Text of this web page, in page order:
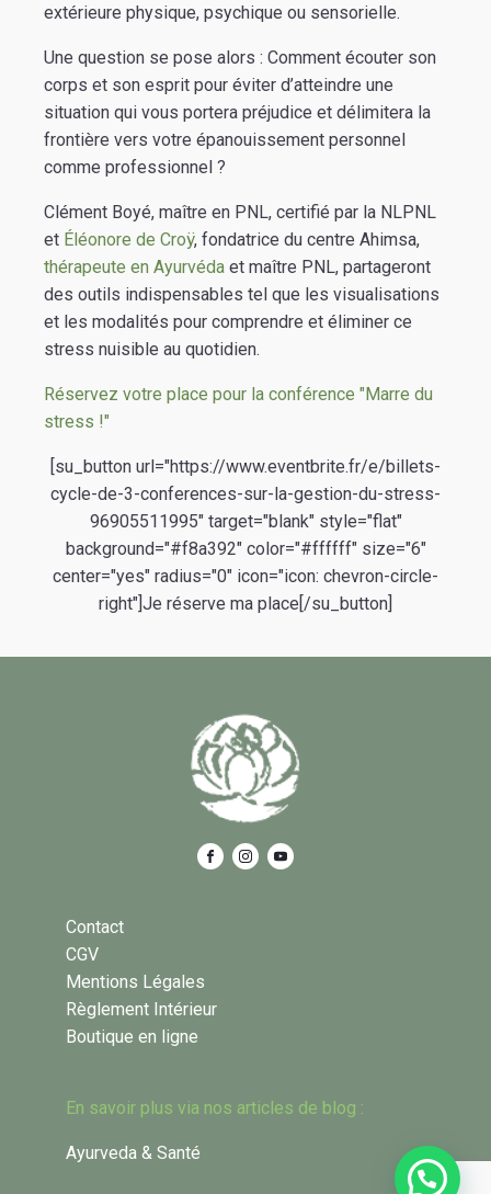
extérieure physique, psychique ou sensorielle.
Une question se pose alors : Comment écouter son
corps et son esprit pour éviter d’atteindre une
situation qui vous portera préjudice et délimitera la
frontière vers votre épanouissement personnel
comme professionnel ?
Clément Boyé, maître en PNL, certifié par la NLPNL
et Éléonore de Croÿ, fondatrice du centre Ahimsa,
thérapeute en Ayurvéda et maître PNL, partageront
des outils indispensables tel que les visualisations
et les modalités pour comprendre et éliminer ce
stress nuisible au quotidien.
Réservez votre place pour la conférence "Marre du
stress !"
[su_button url="https://www.eventbrite.fr/e/billets-
cycle-de-3-conferences-sur-la-gestion-du-stress-
96905511995" target="blank" style="flat"
background="#f8a392" color="#ffffff" size="6"
center="yes" radius="0" icon="icon: chevron-circle-
right"]Je réserve ma place[/su_button]
Contact
CGV
Mentions Légales
Règlement Intérieur
Boutique en ligne
En savoir plus via nos articles de blog :
Ayurveda & Santé